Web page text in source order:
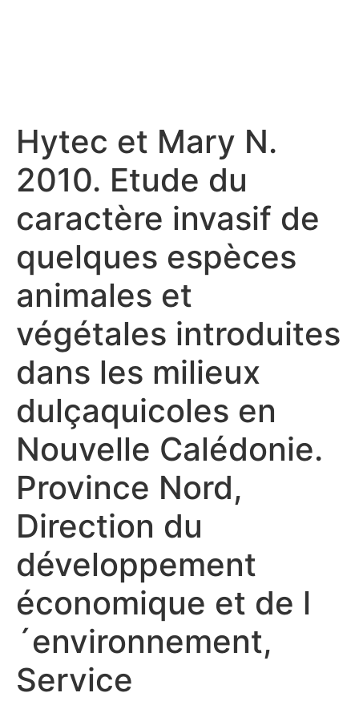
Hytec et Mary N.
2010. Etude du
caractère invasif de
quelques espèces
animales et
végétales introduites
dans les milieux
dulçaquicoles en
Nouvelle Calédonie.
Province Nord,
Direction du
développement
économique et de l
´environnement,
Service